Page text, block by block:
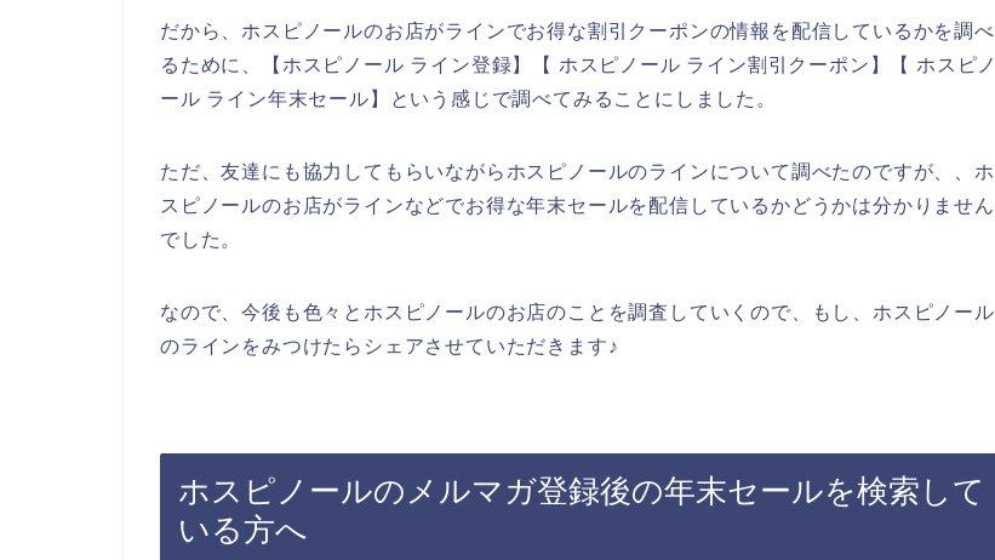
だから、ホスピノールのお店がラインでお得な割引クーポンの情報を配信しているかを調べ
るために、【ホスピノール ライン登録】【 ホスピノール ライン割引クーポン】【 ホスピノ
ール ライン年末セール】という感じで調べてみることにしました。
ただ、友達にも協力してもらいながらホスピノールのラインについて調べたのですが、、ホ
スピノールのお店がラインなどでお得な年末セールを配信しているかどうかは分かりません
でした。
なので、今後も色々とホスピノールのお店のことを調査していくので、もし、ホスピノール
のラインをみつけたらシェアさせていただきます♪
ホスピノールのメルマガ登録後の年末セールを検索して
いる方へ